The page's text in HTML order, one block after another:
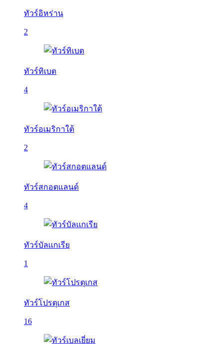
ทัวร์อิหร่าน
2
ทัวร์ทิเบต
4
ทัวร์อเมริกาใต้
2
ทัวร์สกอตแลนด์
4
ทัวร์บัลเเกเรีย
1
ทัวร์โปรตุเกส
16